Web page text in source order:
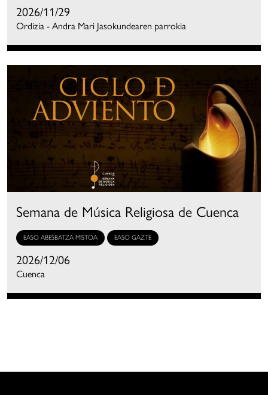
2026/11/29
Ordizia - Andra Mari Jasokundearen parrokia
Semana de Música Religiosa de Cuenca
EASO ABESBATZA MISTOA EASO GAZTE
2026/12/06
Cuenca